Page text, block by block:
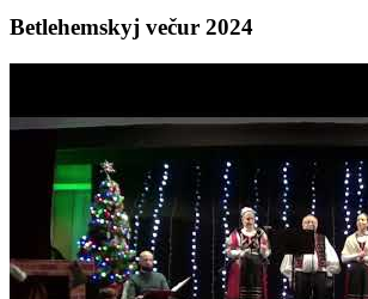
Betlehemskyj večur 2024